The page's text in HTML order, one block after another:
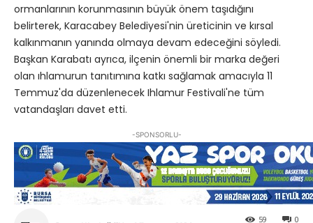
ormanlarının korunmasının büyük önem taşıdığını
belirterek, Karacabey Belediyesi'nin üreticinin ve kırsal
kalkınmanın yanında olmaya devam edeceğini söyledi.
Başkan Karabatı ayrıca, ilçenin önemli bir marka değeri
olan ıhlamurun tanıtımına katkı sağlamak amacıyla 11
Temmuz'da düzenlenecek Ihlamur Festivali'ne tüm
vatandaşları davet etti.
-SPONSORLU-
0
59